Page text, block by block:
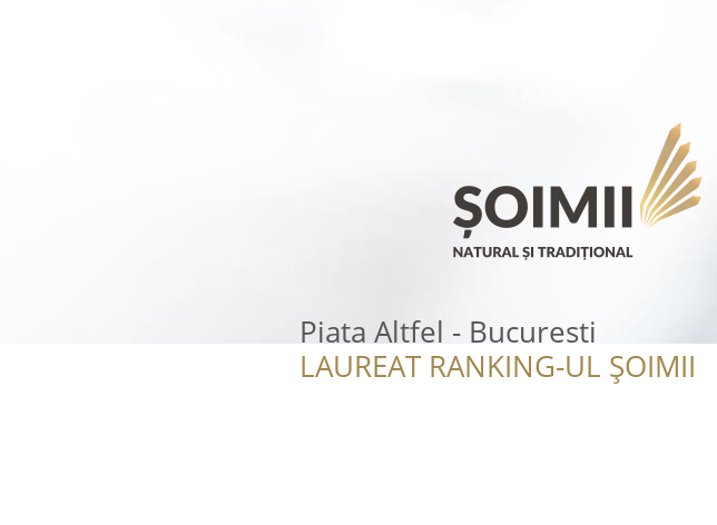
Piata Altfel - Bucuresti
LAUREAT RANKING-UL ȘOIMII